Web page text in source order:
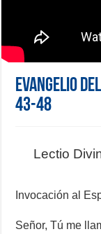
Evangelio
43-48
Lectio
Invocación al
Señor, Tú me